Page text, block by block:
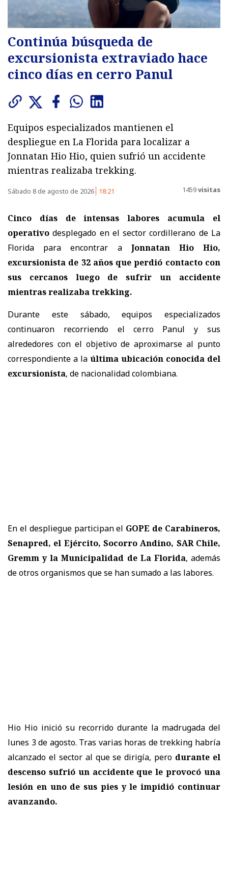
Continúa búsqueda de
excursionista extraviado hace
cinco días en cerro Panul
Equipos especializados mantienen el
despliegue en La Florida para localizar a
Jonnatan Hio Hio, quien sufrió un accidente
mientras realizaba trekking.
Sábado 8 de agosto de 2026 18:21 1459visitas
Cinco días de intensas labores acumula el
operativo desplegado en el sector cordillerano de La
Florida para encontrar a Jonnatan Hio Hio,
excursionista de 32 años que perdió contacto con
sus cercanos luego de sufrir un accidente
mientras realizaba trekking.
Durante este sábado, equipos especializados
continuaron recorriendo el cerro Panul y sus
alrededores con el objetivo de aproximarse al punto
correspondiente a la última ubicación conocida del
excursionista, de nacionalidad colombiana.
En el despliegue participan el GOPE de Carabineros,
Senapred, el Ejército, Socorro Andino, SAR Chile,
Gremm y la Municipalidad de La Florida, además
de otros organismos que se han sumado a las labores.
Hio Hio inició su recorrido durante la madrugada del
lunes 3 de agosto. Tras varias horas de trekking habría
alcanzado el sector al que se dirigía, pero durante el
descenso sufrió un accidente que le provocó una
lesión en uno de sus pies y le impidió continuar
avanzando.